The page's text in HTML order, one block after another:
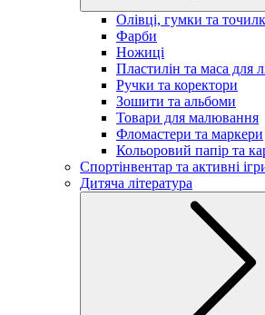
Олівці, гумки та
Фарби
Ножиці
Пластилін та маса для
Ручки та коректори
Зошити та альбоми
Товари для малювання
Фломастери та маркери
Кольоровий папір та
Спортінвентар та активні
Дитяча література